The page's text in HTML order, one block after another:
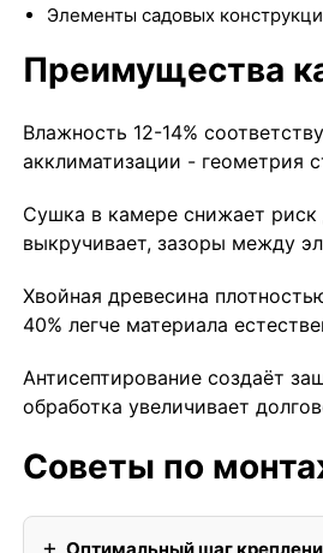
Элементы садовых
Преимущества
Влажность 12-14%
акклиматизации - геометрия
Сушка в камере снижает риск
выкручивает, зазоры между
Хвойная древесина
40% легче материала
Антисептирование создаёт
обработка увеличивает
Советы по